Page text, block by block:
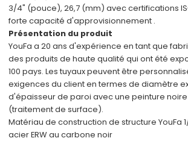
3/4" (pouce), 26,7 (mm) avec certifications
forte capacité d'approvisionnement .
Présentation du produit
YouFa a20 ans d'expérience en tant que
des produits de haute qualité qui ont été
100 pays.Les tuyaux peuvent être
exigences du clienten termes de diamètre
d'épaisseur de paroi avecune peinture
(traitement de surface).
Matériau de construction de structure YouFa
acier ERW au carbone noir